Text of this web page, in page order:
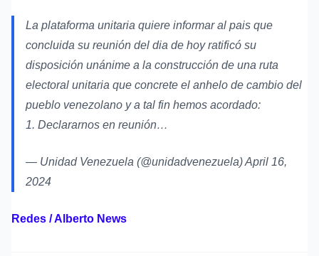
La plataforma unitaria quiere informar al pais que
concluida su reunión del dia de hoy ratificó su
disposición unánime a la construcción de una ruta
electoral unitaria que concrete el anhelo de cambio del
pueblo venezolano y a tal fin hemos acordado:
1. Declararnos en reunión…
— Unidad Venezuela (@unidadvenezuela)April 16,
2024
Redes / Alberto News